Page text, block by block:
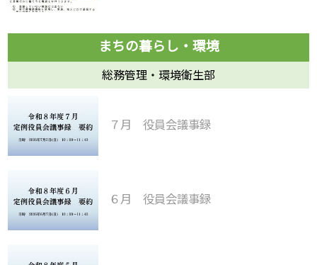
総務管理・環境衛生部
７月 役員会議事録
６月 役員会議事録